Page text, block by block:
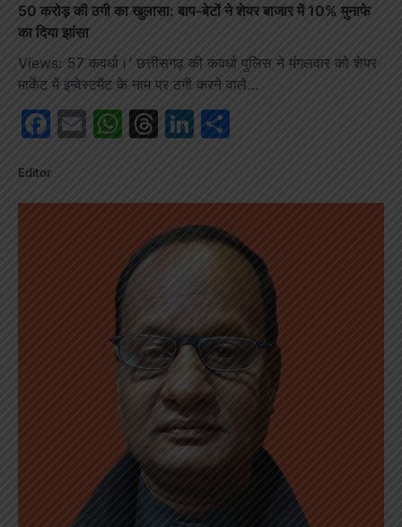
50 करोड़ की ठगी का खुलासा: बाप-बेटों ने शेयर बाजार में 10% मुनाफे
का दिया झांसा
Views: 57 कवर्धा।’ छत्तीसगढ़ की कवर्धा पुलिस ने मंगलवार को शेयर
मार्केट में इन्वेस्टमेंट​​​​​​ के नाम पर ठगी करने वाले…
Facebook
EmailWhatsApp
Threads
LinkedIn
Editor